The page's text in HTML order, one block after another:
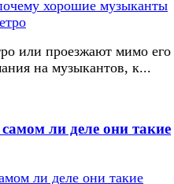
или проезжают мимо его
на музыкантов, к...
ли деле они такие